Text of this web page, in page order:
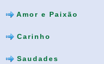
Amor e Paixão
Carinho
Saudades